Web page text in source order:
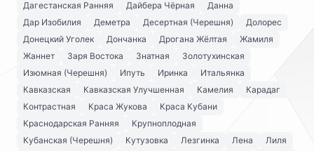
Дагестанская Ранняя
Дайбера Чёрная
Данна
Дар Изобилия
Деметра Десертная (Черешня)
Долорес
Донецкий Уголек
Дончанка Дрогана Жёлтая
Жамиля
Жаннет
Заря Востока Знатная
Золотухинская
Изюмная (Черешня)
Ипуть Иринка
Итальянка
Кавказская
Кавказская Улучшенная Камелия
Карадаг
Контрастная
Краса Жукова
Краса Кубани
Краснодарская Ранняя
Крупноплодная
Кубанская (Черешня)
Кутузовка Лезгинка Лена
Лиля